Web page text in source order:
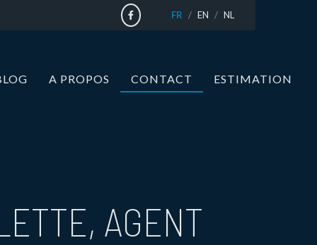
FR EN NL
A PROPOS CONTACT ESTIMATION
AGENT